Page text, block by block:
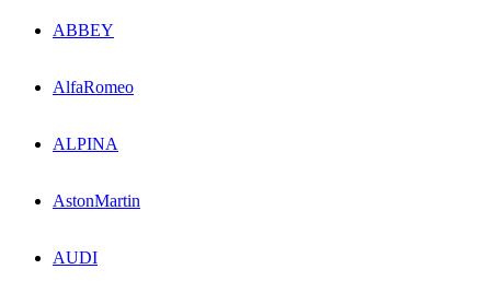
ABBEY
AlfaRomeo
ALPINA
AstonMartin
AUDI